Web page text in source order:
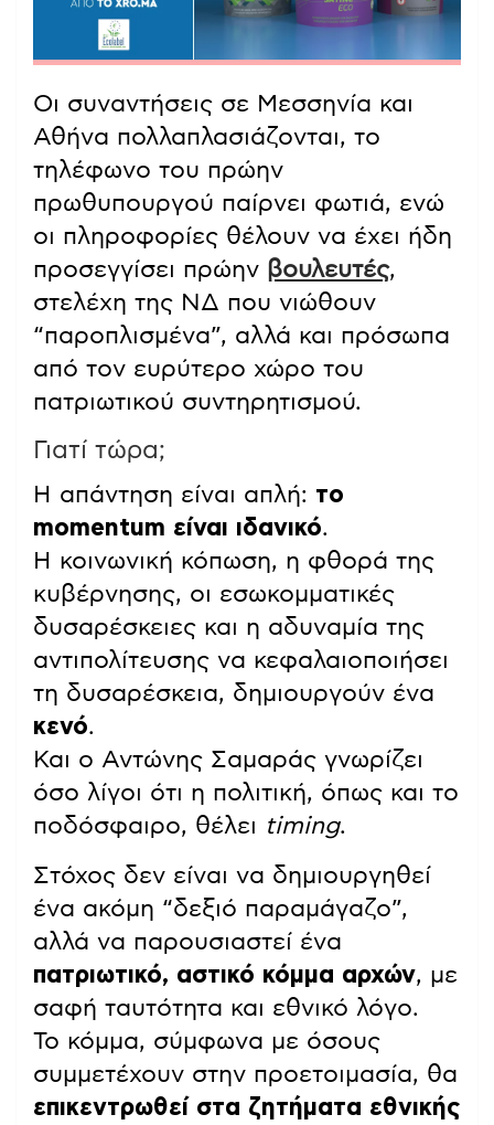
Οι συναντήσεις σε Μεσσηνία και
Αθήνα πολλαπλασιάζονται, το
τηλέφωνο του πρώην
πρωθυπουργού παίρνει φωτιά, ενώ
οι πληροφορίες θέλουν να έχει ήδη
προσεγγίσει πρώην βουλευτές,
στελέχη της ΝΔ που νιώθουν
“παροπλισμένα”, αλλά και πρόσωπα
από τον ευρύτερο χώρο του
πατριωτικού συντηρητισμού.
Γιατί τώρα;
Η απάντηση είναι απλή: το
momentum είναι ιδανικό.
Η κοινωνική κόπωση, η φθορά της
κυβέρνησης, οι εσωκομματικές
δυσαρέσκειες και η αδυναμία της
αντιπολίτευσης να κεφαλαιοποιήσει
τη δυσαρέσκεια, δημιουργούν ένα
κενό.
Και ο Αντώνης Σαμαράς γνωρίζει
όσο λίγοι ότι η πολιτική, όπως και το
ποδόσφαιρο, θέλει timing.
Στόχος δεν είναι να δημιουργηθεί
ένα ακόμη “δεξιό παραμάγαζο”,
αλλά να παρουσιαστεί ένα
πατριωτικό, αστικό κόμμα αρχών, με
σαφή ταυτότητα και εθνικό λόγο.
Το κόμμα, σύμφωνα με όσους
συμμετέχουν στην προετοιμασία, θα
επικεντρωθεί στα ζητήματα εθνικής